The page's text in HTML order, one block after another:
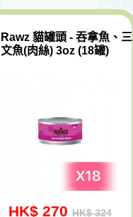
Rawz 貓罐頭 - 吞拿魚、三
文魚(肉絲) 3oz (18罐)
HK$ 270 HK$ 324